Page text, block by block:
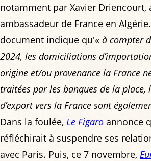
notamment par Xavier Driencourt,
ambassadeur de France en
document indique qu'« à compter
2024, les domiciliations
origine et/ou provenance la France
traitées par les banques de la place,
d’export vers la France sont
Dans la foulée, Le Figaro annonce
réfléchirait à suspendre ses
avec Paris. Puis, ce 7 novembre,